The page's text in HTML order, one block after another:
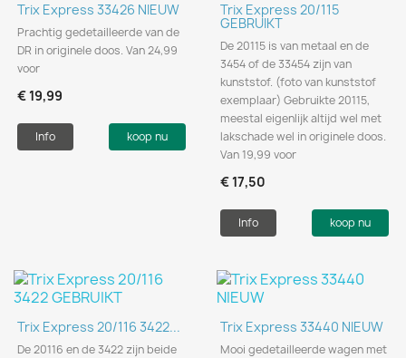
Trix Express 33426 NIEUW
Prachtig gedetailleerde van de
DR in originele doos. Van 24,99
voor
€ 19,99
Info koop nu
Trix Express 20/115
GEBRUIKT
De 20115 is van metaal en de
3454 of de 33454 zijn van
kunststof. (foto van kunststof
exemplaar) Gebruikte 20115,
meestal eigenlijk altijd wel met
lakschade wel in originele doos.
Van 19,99 voor
€ 17,50
Info koop nu
Trix Express 20/116 3422...
De 20116 en de 3422 zijn beide
Trix Express 33440 NIEUW
Mooi gedetailleerde wagen met